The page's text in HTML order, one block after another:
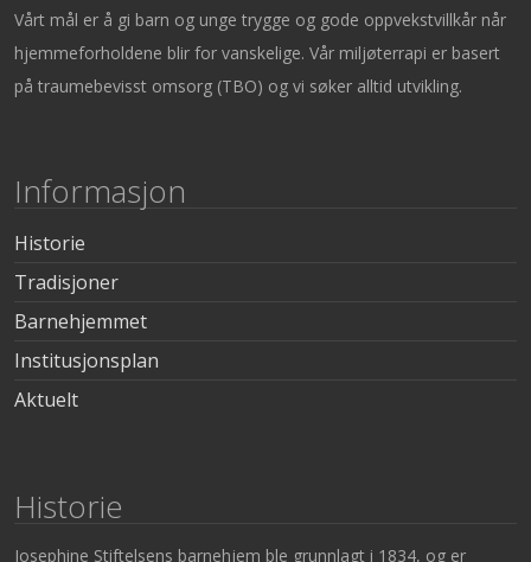
Vårt mål er å gi barn og unge trygge og gode oppvekstvillkår når
hjemmeforholdene blir for vanskelige. Vår miljøterrapi er basert
på traumebevisst omsorg (TBO) og vi søker alltid utvikling.
Informasjon
Historie
Tradisjoner
Barnehjemmet
Institusjonsplan
Aktuelt
Historie
Josephine Stiftelsens barnehjem ble grunnlagt i 1834, og er